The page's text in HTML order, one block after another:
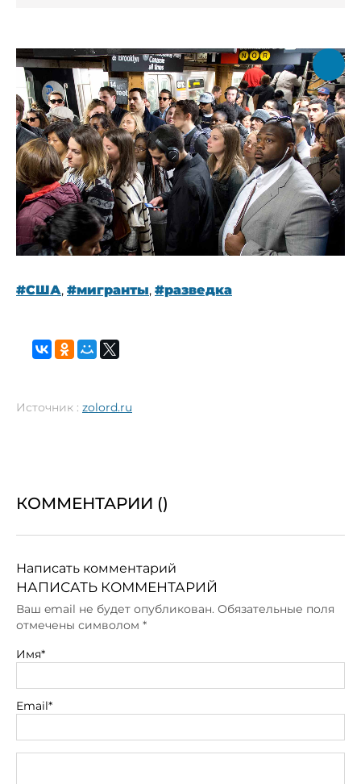
#США, #мигранты, #разведка
Источник : zolord.ru
КОММЕНТАРИИ ()
Написать комментарий
НАПИСАТЬ КОММЕНТАРИЙ
Ваш email не будет опубликован. Обязательные поля
отмечены символом *
Имя*
Email*